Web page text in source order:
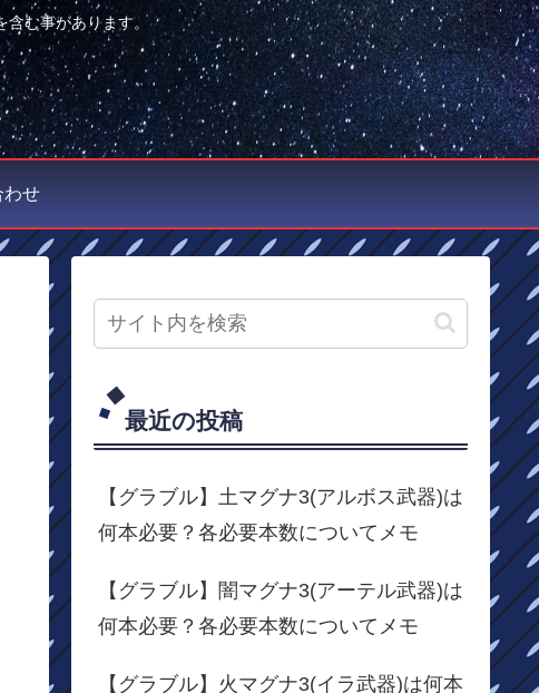
含む事があります。
わせ
最近の投稿
【グラブル】土マグナ3(アルボス武器)は
何本必要？各必要本数についてメモ
【グラブル】闇マグナ3(アーテル武器)は
何本必要？各必要本数についてメモ
【グラブル】火マグナ3(イラ武器)は何本